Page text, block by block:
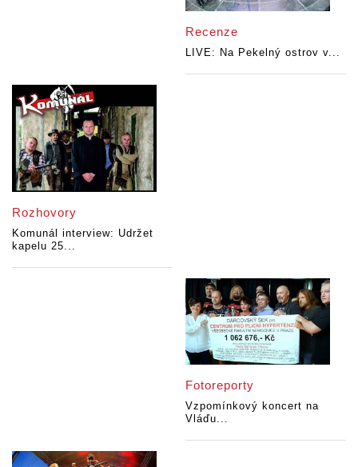
Recenze
LIVE: Na Pekelný ostrov v...
Rozhovory
Komunál interview: Udržet
kapelu 25...
Fotoreporty
Vzpomínkový koncert na
Vláďu...